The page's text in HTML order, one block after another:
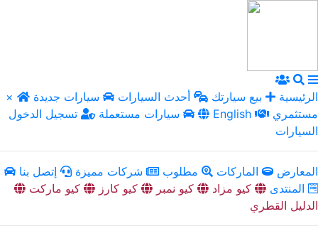
× الرئيسية بيع سيارتك أحدث السيارات
سيارات جديدة
سيارات مستعملة
تسجيل الدخول English
السيارات
المعارض الماركات مطلوب شركات مميزة
إتصل بنا
المنتدى
كيو مزاد كيو نمبر كيو كارز
كيو ماركت
الدليل القطري